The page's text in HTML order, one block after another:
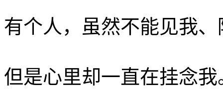
有个人，虽然不能见我
但是心里却一直在挂念我